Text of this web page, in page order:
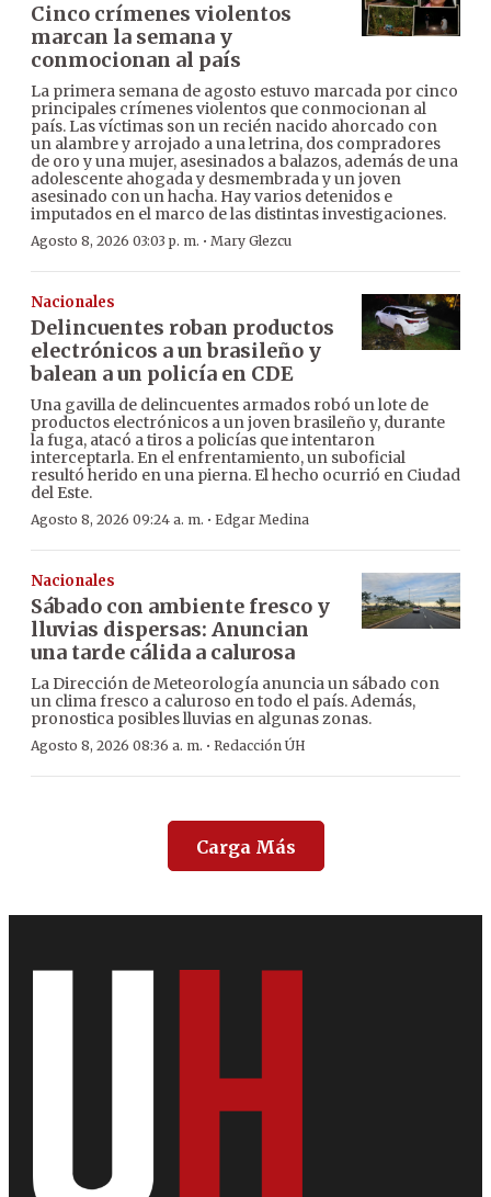
Cinco crímenes violentos
marcan la semana y
conmocionan al país
La primera semana de agosto estuvo marcada por cinco
principales crímenes violentos que conmocionan al
país. Las víctimas son un recién nacido ahorcado con
un alambre y arrojado a una letrina, dos compradores
de oro y una mujer, asesinados a balazos, además de una
adolescente ahogada y desmembrada y un joven
asesinado con un hacha. Hay varios detenidos e
imputados en el marco de las distintas investigaciones.
Agosto 8, 2026 03:03 p. m. · Mary Glezcu
Nacionales
Delincuentes roban productos
electrónicos a un brasileño y
balean a un policía en CDE
Una gavilla de delincuentes armados robó un lote de
productos electrónicos a un joven brasileño y, durante
la fuga, atacó a tiros a policías que intentaron
interceptarla. En el enfrentamiento, un suboficial
resultó herido en una pierna. El hecho ocurrió en Ciudad
del Este.
Agosto 8, 2026 09:24 a. m. · Edgar Medina
Nacionales
Sábado con ambiente fresco y
lluvias dispersas: Anuncian
una tarde cálida a calurosa
La Dirección de Meteorología anuncia un sábado con
un clima fresco a caluroso en todo el país. Además,
pronostica posibles lluvias en algunas zonas.
Agosto 8, 2026 08:36 a. m. · Redacción ÚH
Carga Más